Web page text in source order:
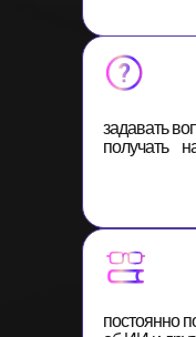
задавать
получать
постоянно